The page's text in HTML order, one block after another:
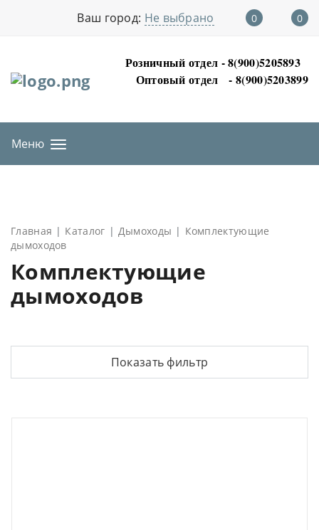
Ваш город: Не выбрано 0 0
Розничный отдел - 8(900)5205893
Оптовый отдел- 8(900)5203899
Меню
Главная Каталог Дымоходы
Комплектующие
дымоходов
Комплектующие
дымоходов
Показать фильтр